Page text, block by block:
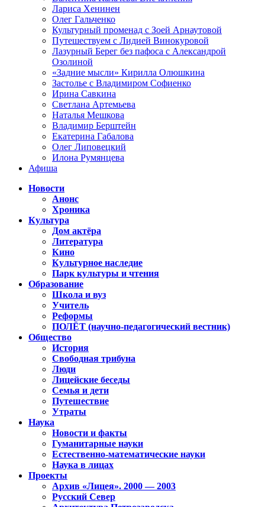
Лариса Хенинен
Олег Гальченко
Культурный променад с Зоей Арнаутовой
Путешествуем с Лидией Винокуровой
Лазурный Берег без пафоса с Александрой
Озолиной
«Задние мысли» Кирилла Олюшкина
Застолье с Владимиром Софиенко
Ирина Савкина
Светлана Артемьева
Наталья Мешкова
Владимир Берштейн
Екатерина Габалова
Олег Липовецкий
Илона Румянцева
Афиша
Новости
Анонс
Хроника
Культура
Дом актёра
Литература
Кино
Культурное наследие
Парк культуры и чтения
Образование
Школа и вуз
Учитель
Реформы
ПОЛЁТ (научно-педагогический вестник)
Общество
История
Свободная трибуна
Люди
Лицейские беседы
Семья и дети
Путешествие
Утраты
Наука
Новости и факты
Гуманитарные науки
Естественно-математические науки
Наука в лицах
Проекты
Архив «Лицея». 2000 — 2003
Русский Север